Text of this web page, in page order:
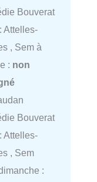
Bouverat
Attelles-
, Sem à
: non
Bouverat
Attelles-
, Sem
: